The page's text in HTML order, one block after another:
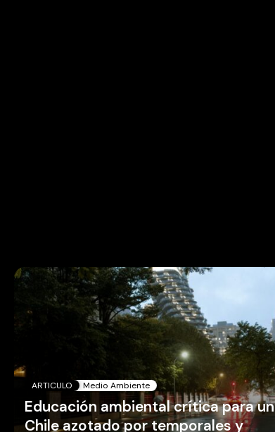
ARTICULO Medio Ambiente
Educación ambiental crítica para un
Chile azotado por temporales y